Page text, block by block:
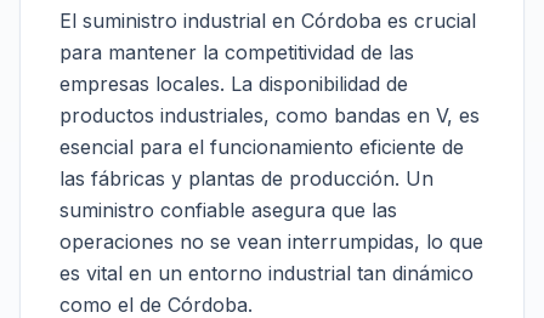
El suministro industrial en Córdoba es crucial
para mantener la competitividad de las
empresas locales. La disponibilidad de
productos industriales, como bandas en V, es
esencial para el funcionamiento eficiente de
las fábricas y plantas de producción. Un
suministro confiable asegura que las
operaciones no se vean interrumpidas, lo que
es vital en un entorno industrial tan dinámico
como el de Córdoba.